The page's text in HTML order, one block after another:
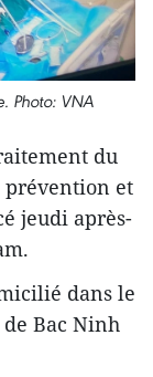
Photo: VNA
du
prévention et
jeudi après-
dans le
Bac Ninh